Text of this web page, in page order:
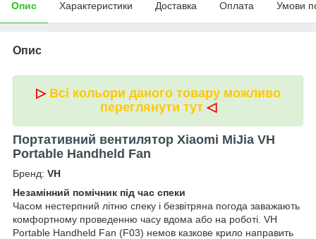
Опис Характеристики Доставка Оплата Умови
Опис
▷ Всі кольори даного товару можливо
переглянути тут◁
Портативний вентилятор Xiaomi MiJia VH
Portable Handheld Fan
Бренд: VH
Незамінний помічник під час спеки
Часом нестерпний літню спеку і безвітряна погода заважають
комфортному проведенню часу вдома або на роботі. VH
Portable Handheld Fan (F03) немов казкове крило направить